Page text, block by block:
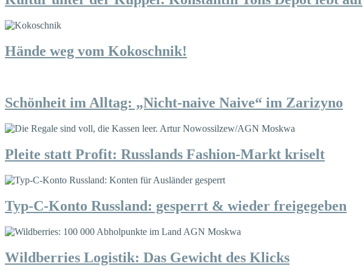
Hände weg vom Kokoschnik!
Schönheit im Alltag: „Nicht-naive Naive“ im Zarizyno
Pleite statt Profit: Russlands Fashion-Markt kriselt
Typ-C-Konto Russland: gesperrt & wieder freigegeben
Wildberries Logistik: Das Gewicht des Klicks